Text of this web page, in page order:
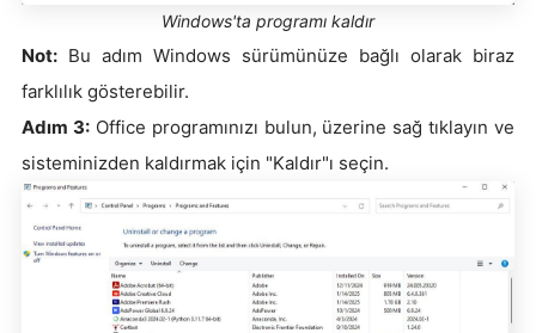
Windows'ta programı kaldır
Not: Bu adım Windows sürümünüze bağlı olarak biraz
farklılık gösterebilir.
Adım 3:Office programınızı bulun, üzerine sağ tıklayın ve
sisteminizden kaldırmak için "Kaldır"ı seçin.